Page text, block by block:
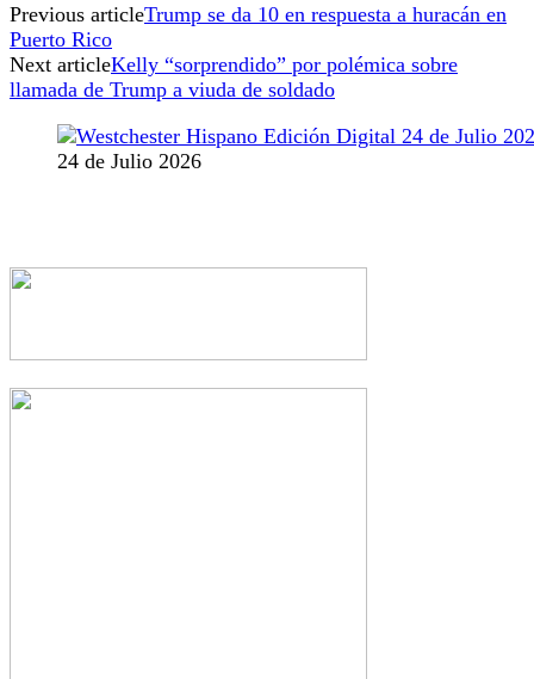
Previous articleTrump se da 10 en respuesta a huracán en
Puerto Rico
Next articleKelly “sorprendido” por polémica sobre
llamada de Trump a viuda de soldado
24 de Julio 2026